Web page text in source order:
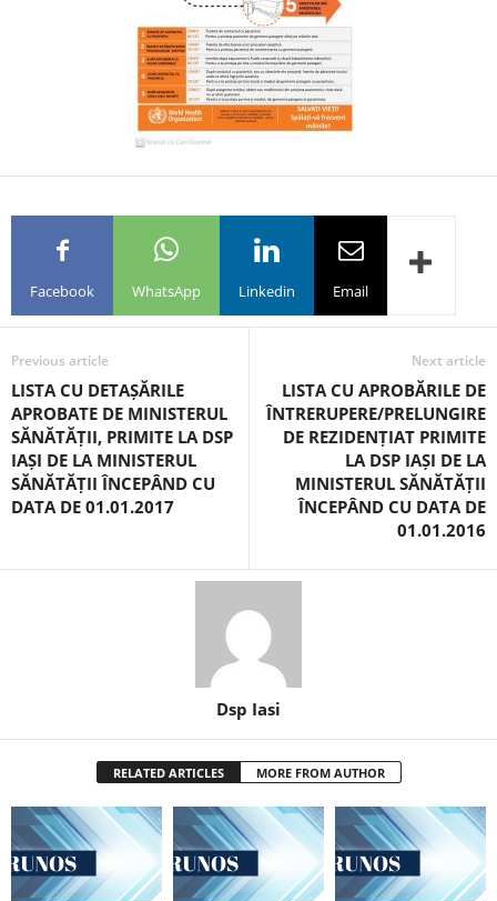
Facebook WhatsApp Linkedin Email
Previous article
LISTA CU DETAȘĂRILE
APROBATE DE MINISTERUL
SĂNĂTĂȚII, PRIMITE LA DSP
IAȘI DE LA MINISTERUL
SĂNĂTĂȚII ÎNCEPÂND CU
DATA DE 01.01.2017
Next article
LISTA CU APROBĂRILE DE
ÎNTRERUPERE/PRELUNGIRE
DE REZIDENȚIAT PRIMITE
LA DSP IAȘI DE LA
MINISTERUL SĂNĂTĂȚII
ÎNCEPÂND CU DATA DE
01.01.2016
Dsp Iasi
RELATED ARTICLES MORE FROM AUTHOR